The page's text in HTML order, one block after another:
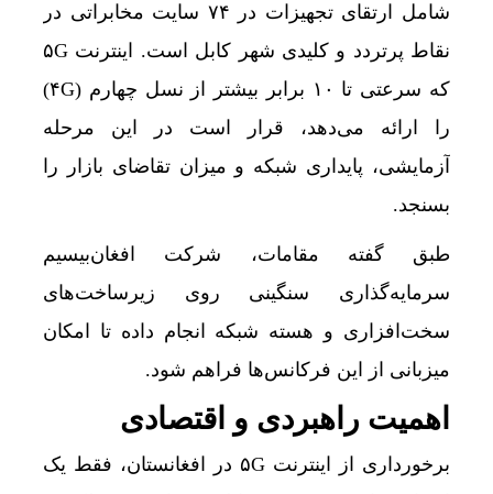
شامل ارتقای تجهیزات در ۷۴ سایت مخابراتی در
نقاط پرتردد و کلیدی شهر کابل است. اینترنت ۵G
که سرعتی تا ۱۰ برابر بیشتر از نسل چهارم (۴G)
را ارائه می‌دهد، قرار است در این مرحله
آزمایشی، پایداری شبکه و میزان تقاضای بازار را
بسنجد.
طبق گفته مقامات، شرکت افغان‌بیسیم
سرمایه‌گذاری سنگینی روی زیرساخت‌های
سخت‌افزاری و هسته شبکه انجام داده تا امکان
میزبانی از این فرکانس‌ها فراهم شود.
اهمیت راهبردی و اقتصادی
برخورداری از اینترنت ۵G در افغانستان، فقط یک